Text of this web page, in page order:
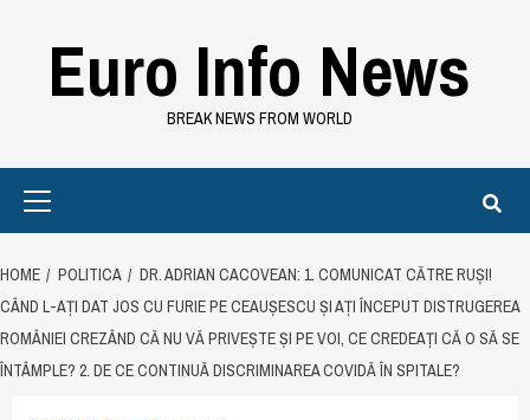
contentEuro Info News
BREAK NEWS FROM WORLD
HOME POLITICA
DR. ADRIAN CACOVEAN: 1. COMUNICAT CĂTRE RUȘI!
CÂND L-AȚI DAT JOS CU FURIE PE CEAUȘESCU ȘI AȚI ÎNCEPUT DISTRUGEREA
ROMÂNIEI CREZÂND CĂ NU VĂ PRIVEȘTE ȘI PE VOI, CE CREDEAȚI CĂ O SĂ SE
ÎNTÂMPLE? 2. DE CE CONTINUĂ DISCRIMINAREA COVIDĂ ÎN SPITALE?